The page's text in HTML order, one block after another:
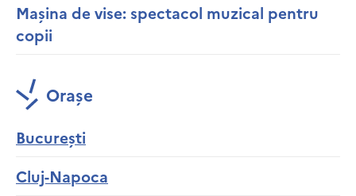
Mașina de vise: spectacol muzical pentru
copii
Orașe
București
Cluj-Napoca